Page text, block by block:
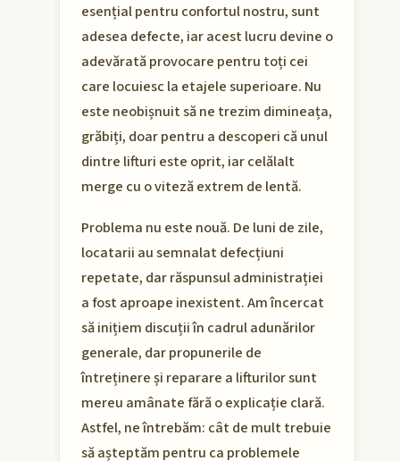
esențial pentru confortul nostru, sunt
adesea defecte, iar acest lucru devine o
adevărată provocare pentru toți cei
care locuiesc la etajele superioare. Nu
este neobișnuit să ne trezim dimineața,
grăbiți, doar pentru a descoperi că unul
dintre lifturi este oprit, iar celălalt
merge cu o viteză extrem de lentă.
Problema nu este nouă. De luni de zile,
locatarii au semnalat defecțiuni
repetate, dar răspunsul administrației
a fost aproape inexistent. Am încercat
să inițiem discuții în cadrul adunărilor
generale, dar propunerile de
întreținere și reparare a lifturilor sunt
mereu amânate fără o explicație clară.
Astfel, ne întrebăm: cât de mult trebuie
să așteptăm pentru ca problemele